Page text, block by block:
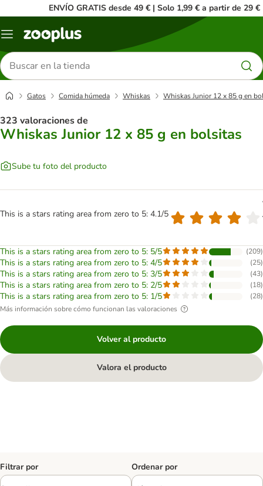
ENVÍO GRATIS desde 49 € | Solo 1,99 € a partir de 29 €
Menú
Buscar
productos
Gatos Comida húmeda Whiskas Whiskas Junior 12 x 85 g en
323 valoraciones de
Whiskas Junior 12 x 85 g en bolsitas
Sube tu foto del producto
This is a stars rating area from zero to 5: 4.1/5
This is a stars rating area from zero to 5: 5/5 (209)
This is a stars rating area from zero to 5: 4/5 (25)
This is a stars rating area from zero to 5: 3/5 (43)
This is a stars rating area from zero to 5: 2/5 (18)
This is a stars rating area from zero to 5: 1/5 (28)
Más información sobre cómo funcionan las valoraciones
Volver al producto
Valora el producto
Filtrar por Ordenar por